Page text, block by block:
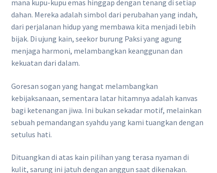
mana kupu-kupu emas hinggap dengan tenang di setiap
dahan. Mereka adalah simbol dari perubahan yang indah,
dari perjalanan hidup yang membawa kita menjadi lebih
bijak. Di ujung kain, seekor burung Paksi yang agung
menjaga harmoni, melambangkan keanggunan dan
kekuatan dari dalam.
Goresan sogan yang hangat melambangkan
kebijaksanaan, sementara latar hitamnya adalah kanvas
bagi ketenangan jiwa. Ini bukan sekadar motif, melainkan
sebuah pemandangan syahdu yang kami tuangkan dengan
setulus hati.
Dituangkan di atas kain pilihan yang terasa nyaman di
kulit, sarung ini jatuh dengan anggun saat dikenakan.